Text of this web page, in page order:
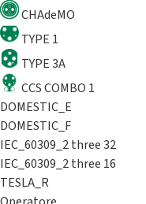
CHAdeMO
TYPE 1
TYPE 3A
CCS COMBO 1
DOMESTIC_E
DOMESTIC_F
IEC_60309_2 three 32
IEC_60309_2 three 16
TESLA_R